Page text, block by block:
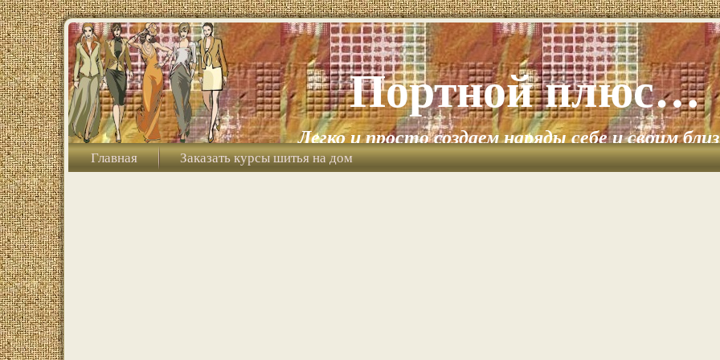
Портной плюс…
Легко и просто создаем наряды себе и своим
Главная Заказать курсы шитья на дом